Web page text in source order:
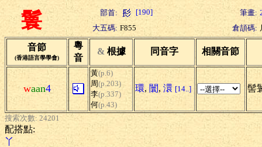
鬟 部首: [190] 筆畫:
大五碼: F855 倉頡碼:
音節
(香港語言學學會)
粵
音
& 根據 同音字 相關音節
waan4
黃(p.6)
周(p.203)
李(p.337)
何(p.43)
環, 闤, 澴 [14..] 髻
搜索次數: 24201
配搭點:
丫